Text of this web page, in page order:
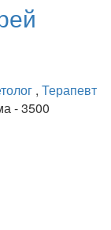
, Терапевт
- 3500